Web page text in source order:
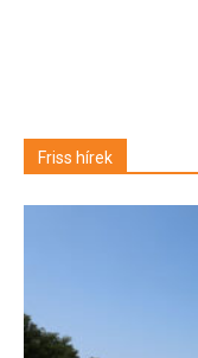
Friss hírek